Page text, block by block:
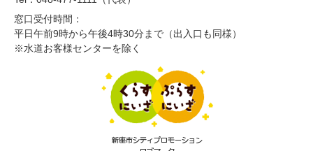
窓口受付時間：
平日午前9時から午後4時30分まで（出入口も同様）
※水道お客様センターを除く